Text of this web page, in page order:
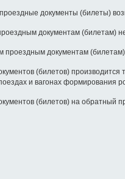
документы (билеты)
документам (билетам)
проездным документам
(билетов)
и вагонах формирования
(билетов) на обратный